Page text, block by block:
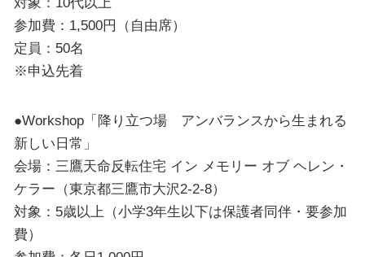
参加費：1,500円（自由席）
定員：50名
※申込先着
●Workshop「降り立つ場 アンバランスから生まれる
新しい日常」
会場：三鷹天命反転住宅 イン メモリー オブ ヘレン・
ケラー（東京都三鷹市大沢2-2-8）
対象：5歳以上（小学3年生以下は保護者同伴・要参加
費）